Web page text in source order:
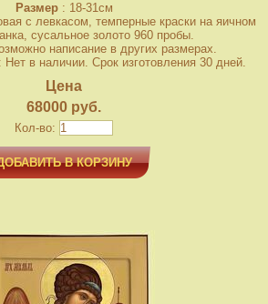
Размер: 18-31см
с левкасом, темперные краски на яичном
сусальное золото 960 пробы.
написание в других размерах.
: Нет в наличии. Срок изготовления 30 дней.
Цена
68000 руб.
Кол-во:
В КОРЗИНУ